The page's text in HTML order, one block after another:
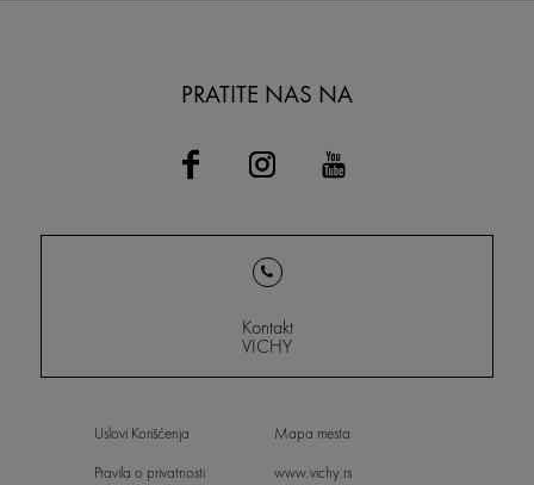
PRATITE NAS NA
Kontakt
VICHY
Uslovi Korišćenja
Pravila o privatnosti
Mapa mesta
www.vichy.rs